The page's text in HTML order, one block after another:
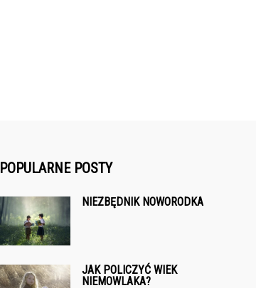
POPULARNE POSTY
NIEZBĘDNIK NOWORODKA
JAK POLICZYĆ WIEK
NIEMOWLAKA?